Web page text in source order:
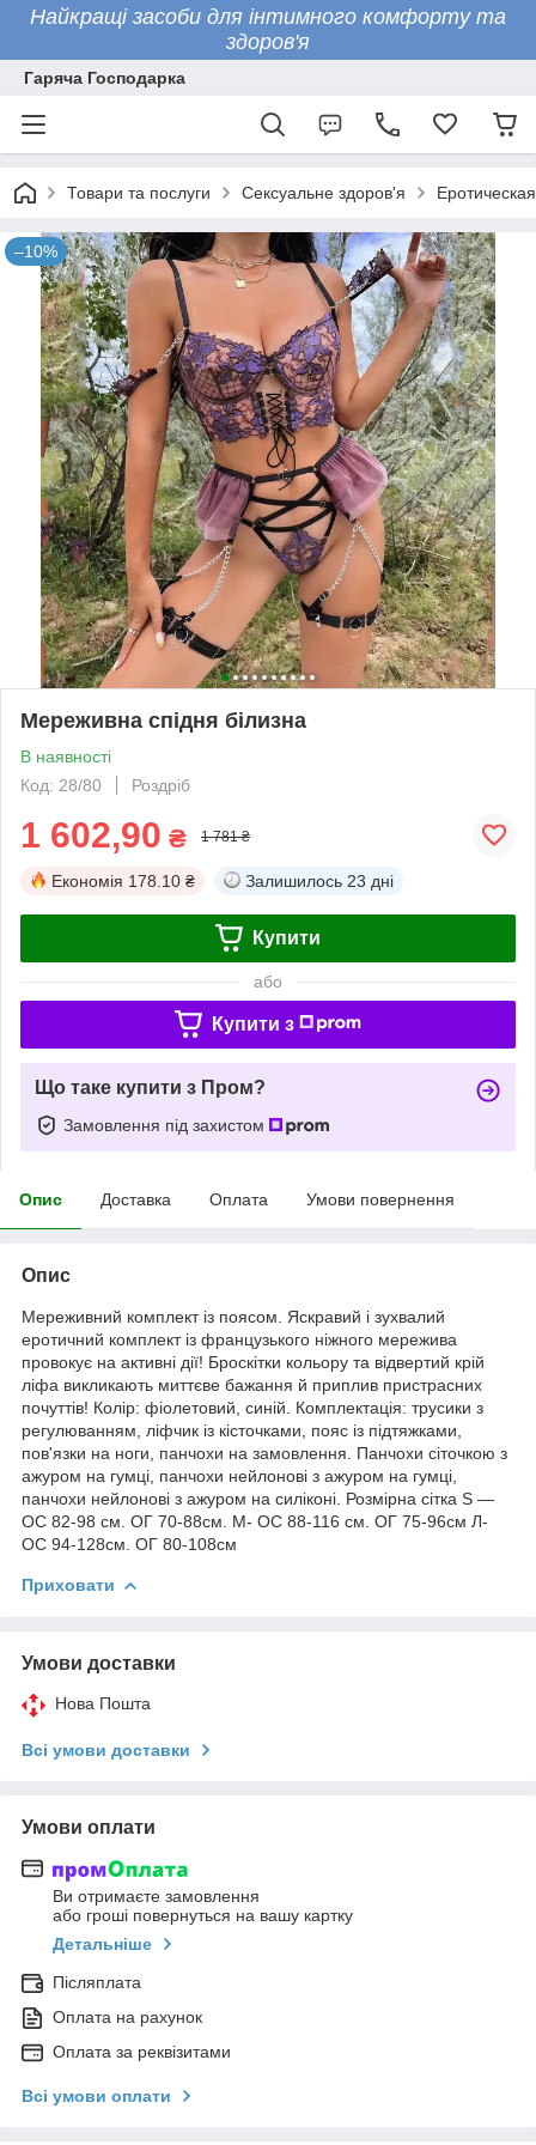
Найкращі засоби для інтимного комфорту та
здоров'я
Гаряча Господарка
Товари та послуги Сексуальне здоров'я
–10%
Мереживна спідня білизна
В наявності
Код: 28/80
Роздріб
1 602,90 ₴ 1 781 ₴
Економія 178.10 ₴ Залишилось 23 дні
Купити
або
Купити з
Що таке купити з Пром?
Замовлення під захистом
Опис Доставка Оплата Умови повернення
Опис
Мереживний комплект із поясом. Яскравий і зухвалий
еротичний комплект із французького ніжного мережива
провокує на активні дії! Броскітки кольору та відвертий крій
ліфа викликають миттєве бажання й приплив пристрасних
почуттів! Колір: фіолетовий, синій. Комплектація: трусики з
регулюванням, ліфчик із кісточками, пояс із підтяжками,
пов'язки на ноги, панчохи на замовлення. Панчохи сіточкою з
ажуром на гумці, панчохи нейлонові з ажуром на гумці,
панчохи нейлонові з ажуром на силіконі. Розмірна сітка S —
ОС 82-98 см. ОГ 70-88см. M- ОС 88-116 см. ОГ 75-96см Л-
ОС 94-128см. ОГ 80-108см
Приховати
Умови доставки
Нова Пошта
Всі умови доставки
Умови оплати
Ви отримаєте замовлення
або гроші повернуться на вашу картку
Детальніше
Післяплата
Оплата на рахунок
Оплата за реквізитами
Всі умови оплати